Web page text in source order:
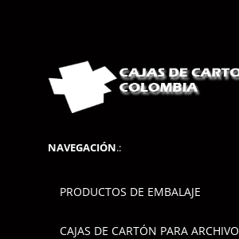
NAVEGACIÓN.:
PRODUCTOS DE EMBALAJE
CAJAS DE CARTÓN PARA ARCHIVO